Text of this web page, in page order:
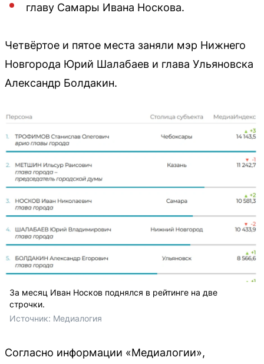
главу Самары Ивана Носкова.
Четвёртое и пятое места заняли мэр Нижнего
Новгорода Юрий Шалабаев и глава Ульяновска
Александр Болдакин.
За месяц Иван Носков поднялся в рейтинге на две
строчки.
Источник: Медиалогия
Согласно информации «Медиалогии»,